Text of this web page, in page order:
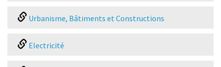
Urbanisme, Bâtiments et Constructions
Electricité